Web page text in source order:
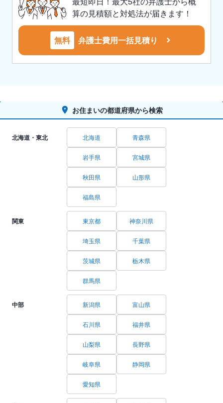
算の見積額と対処法が届きます！
無料 弁護士費用一括見積り
お住まいの都道府県から検索
北海道・東北 北海道 青森県
岩手県 宮城県
秋田県 山形県
福島県
関東 東京都 神奈川県
埼玉県 千葉県
茨城県 栃木県
群馬県
中部 新潟県 富山県
石川県 福井県
山梨県 長野県
岐阜県 静岡県
愛知県